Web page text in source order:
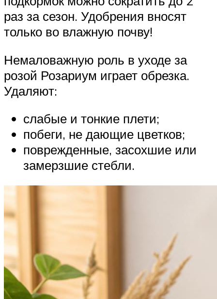
раз за сезон. Удобрения вносят
только во влажную почву!
Немаловажную роль в уходе за
розой Розариум играет обрезка.
Удаляют:
слабые и тонкие плети;
побеги, не дающие цветков;
поврежденные, засохшие или
замерзшие стебли.